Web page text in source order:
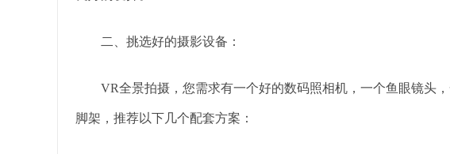
二、挑选好的摄影设备：
VR全景拍摄，您需求有一个好的数码照相机，一个鱼眼镜头，
脚架，推荐以下几个配套方案：